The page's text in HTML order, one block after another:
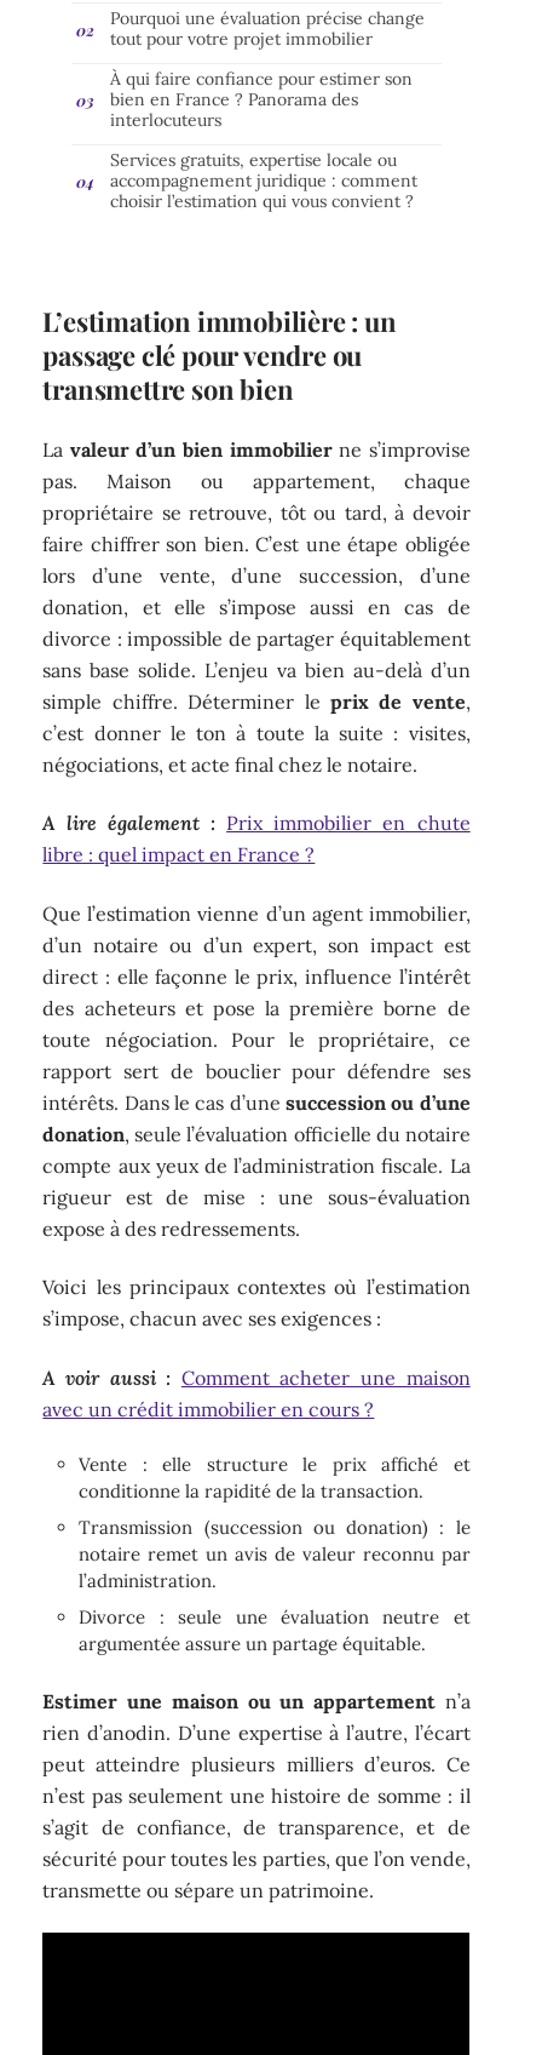
Pourquoi une évaluation précise change
tout pour votre projet immobilier
À qui faire confiance pour estimer son
bien en France ? Panorama des
interlocuteurs
Services gratuits, expertise locale ou
accompagnement juridique : comment
choisir l’estimation qui vous convient ?
L’estimation immobilière : un
passage clé pour vendre ou
transmettre son bien
La valeur d’un bien immobilierne s’improvise
pas. Maison ou appartement, chaque
propriétaire se retrouve, tôt ou tard, à devoir
faire chiffrer son bien. C’est une étape obligée
lors d’une vente, d’une succession, d’une
donation, et elle s’impose aussi en cas de
divorce : impossible de partager équitablement
sans base solide. L’enjeu va bien au-delà d’un
simple chiffre. Déterminer le prix de vente,
c’est donner le ton à toute la suite : visites,
négociations, et acte final chez le notaire.
A lire également : Prix immobilier en chute
libre : quel impact en France ?
Que l’estimation vienne d’un agent immobilier,
d’un notaire ou d’un expert, son impact est
direct : elle façonne le prix, influence l’intérêt
des acheteurs et pose la première borne de
toute négociation. Pour le propriétaire, ce
rapport sert de bouclier pour défendre ses
intérêts. Dans le cas d’une succession ou d’une
donation, seule l’évaluation officielle du notaire
compte aux yeux de l’administration fiscale. La
rigueur est de mise : une sous-évaluation
expose à des redressements.
Voici les principaux contextes où l’estimation
s’impose, chacun avec ses exigences :
A voir aussi : Comment acheter une maison
avec un crédit immobilier en cours ?
Vente : elle structure le prix affiché et
conditionne la rapidité de la transaction.
Transmission (succession ou donation) : le
notaire remet un avis de valeur reconnu par
l’administration.
Divorce : seule une évaluation neutre et
argumentée assure un partage équitable.
Estimer une maison ou un appartementn’a
rien d’anodin. D’une expertise à l’autre, l’écart
peut atteindre plusieurs milliers d’euros. Ce
n’est pas seulement une histoire de somme : il
s’agit de confiance, de transparence, et de
sécurité pour toutes les parties, que l’on vende,
transmette ou sépare un patrimoine.